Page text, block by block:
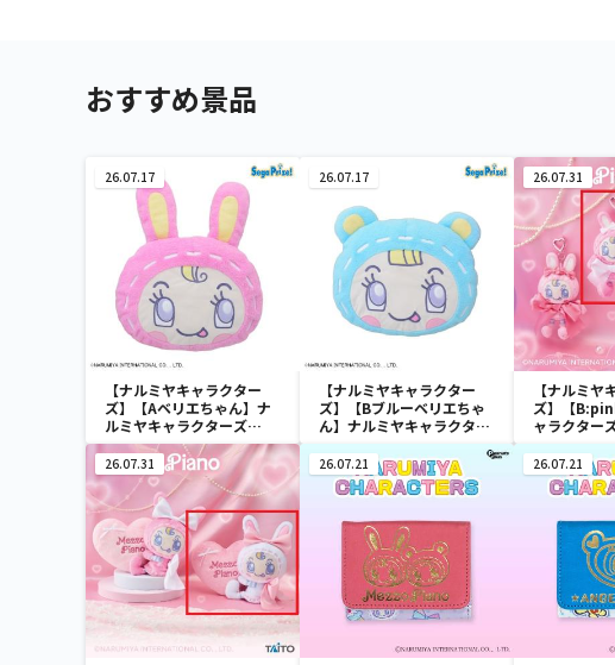
おすすめ景品
26.07.17
【ナルミヤキャラクター
ズ】【Aベリエちゃん】ナ
ルミヤキャラクターズ
[PtZ]フェイスクッショ
ン‐ベリエちゃん‐
26.07.17
【ナルミヤキャラクター
ズ】【Bブルーベリエちゃ
ん】ナルミヤキャラクター
ズ [PtZ]フェイスクッショ
ン‐ベリエちゃん‐
26.07.31
【ナルミヤ
ズ】【
ャラクター
piano ぬい
ト ～
26.07.31 26.07.21 26.07.21